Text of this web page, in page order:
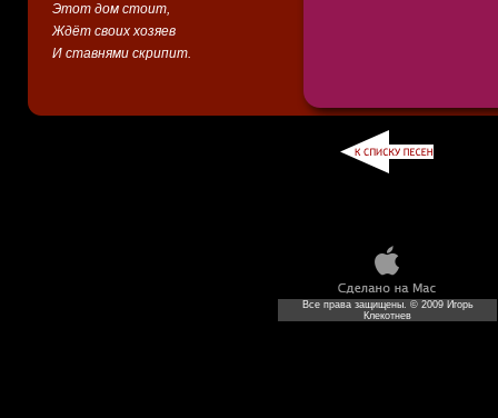
Этот дом стоит,
Ждёт своих хозяев
И ставнями скрипит.
Все права защищены. © 2009 Игорь
Клекотнев